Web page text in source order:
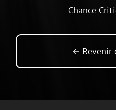
Chance
← Revenir